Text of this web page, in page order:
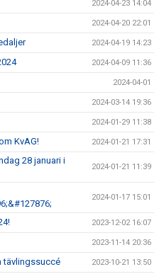
2024-04-23 14:04
2024-04-20 22:01
2024-04-19 14:23
2024-04-09 11:36
2024-04-01
2024-03-14 19:36
2024-01-29 11:38
KvAG! 2024-01-21 17:31
28 januari i
2024-01-21 11:39
2024-01-17 15:01
2023-12-02 16:07
2023-11-14 20:36
tävlingssuccé 2023-10-21 13:50